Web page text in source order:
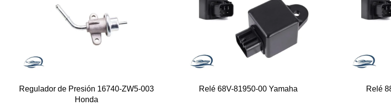
Regulador de Presión 16740-ZW5-003
Honda
Relé 68V-81950-00 Yamaha Relé